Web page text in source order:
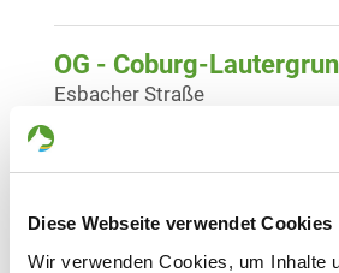
Diese Webseite verwendet Cookies
Wir verwenden Cookies, um Inhalte
OG - Coburg-
Esbacher Straße
Nähe Fußballplatz und
Naherholungsgebiet